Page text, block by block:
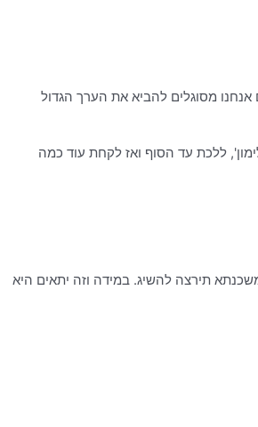
מסוגלים להביא את הערך הגדול
ללכת עד הסוף ואז לקחת עוד כמה
כדי לברר מה המצב היום ואיזה סוג של משכנתא תירצה להשיג. במידה וזה יתאים היא